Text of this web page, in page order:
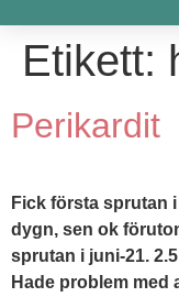
Etikett:
Perikardit
Fick första sprutan
dygn, sen ok
sprutan i juni-21.
Hade problem med